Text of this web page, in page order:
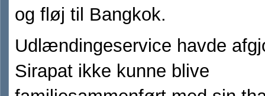
og fløj til Bangkok.
Udlændingeservice havde
Sirapat ikke kunne blive